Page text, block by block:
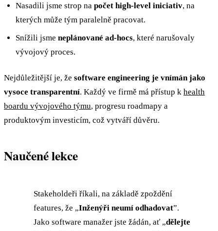
Nasadili jsme strop na počet high-level iniciativ, na
kterých může tým paralelně pracovat.
Snížili jsme neplánované ad-hocs, které narušovaly
vývojový proces.
Nejdůležitější je, že software engineering je vnímán jako
vysoce transparentní. Každý ve firmě má přístup k health
boardu vývojového týmu, progresu roadmapy a
produktovým investicím, což vytváří důvěru.
Naučené lekce
Stakeholdeři říkali, na základě zpoždění
features, že „Inženýři neumí odhadovat”.
Jako software manažer jste žádán, ať „dělejte